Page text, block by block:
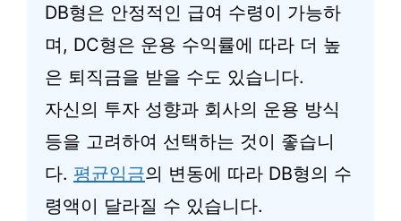
DB형은 안정적인 급여 수령이 가능하
며, DC형은 운용 수익률에 따라 더 높
은 퇴직금을 받을 수도 있습니다.
자신의 투자 성향과 회사의 운용 방식
등을 고려하여 선택하는 것이 좋습니
다. 평균임금의 변동에 따라 DB형의 수
령액이 달라질 수 있습니다.